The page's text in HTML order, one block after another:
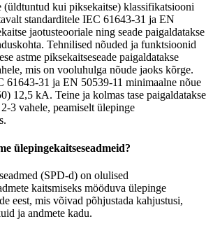
kui piksekaitse) klassifikatsiooni
standarditele IEC 61643-31 ja EN
jaotusteooriale ning seade paigaldatakse
Tehnilised nõuded ja funktsioonid
astme piksekaitseseade paigaldatakse
mis on vooluhulga nõude jaoks kõrge.
61643-31 ja EN 50539-11 minimaalne nõue
12,5 kA. Teine ja kolmas tase paigaldatakse
3 vahele, peamiselt ülepinge
ülepingekaitseseadmeid?
(SPD-d) on olulised
kaitsmiseks mööduva ülepinge
eest, mis võivad põhjustada kahjustusi,
ja andmete kadu.